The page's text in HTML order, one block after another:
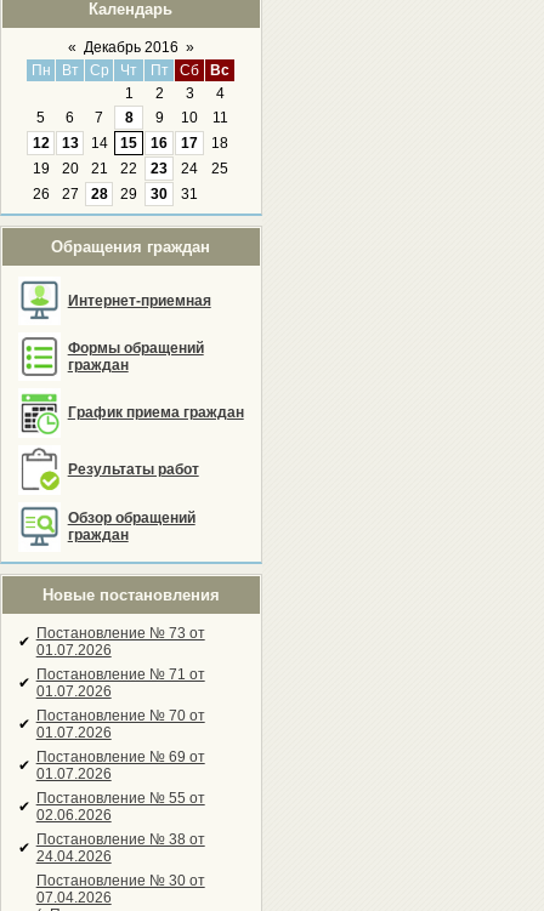
Календарь
« Декабрь 2016 »
Пн
Вт Ср Чт Пт Сб
Вс
1
2 3
4
5
6 7 8 9 10
11
12
13 14 15 16 17
18
19
20 21 22 23 24
25
26
27 28 29 30 31
Обращения граждан
Интернет-приемная
Формы обращений
граждан
График приема граждан
Результаты работ
Обзор обращений
граждан
Новые постановления
✔ Постановление № 73 от
01.07.2026
✔ Постановление № 71 от
01.07.2026
✔ Постановление № 70 от
01.07.2026
✔ Постановление № 69 от
01.07.2026
✔ Постановление № 55 от
02.06.2026
✔ Постановление № 38 от
24.04.2026
Постановление № 30 от
07.04.2026